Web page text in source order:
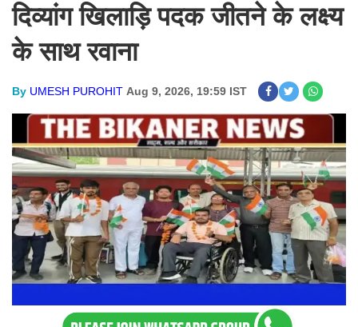
दिव्यांग खिलाड़ि पदक जीतने के लक्ष्य
के साथ रवाना
By UMESH PUROHIT Aug 9, 2026, 19:59 IST